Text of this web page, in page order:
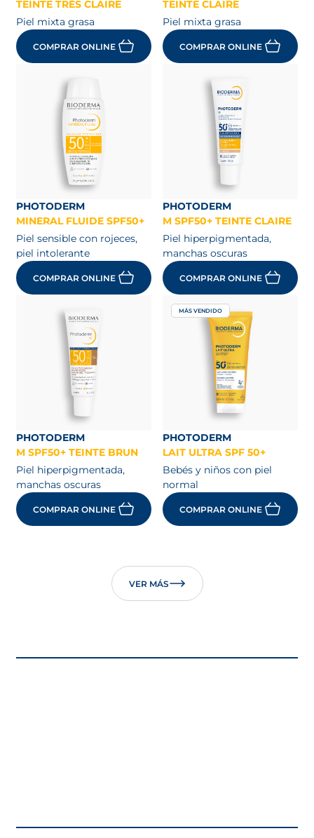
TEINTE TRÈS CLAIRE
Piel mixta grasa
COMPRAR ONLINE
TEINTE CLAIRE
Piel mixta grasa
COMPRAR ONLINE
PHOTODERM
MINERAL FLUIDE SPF50+
Piel sensible con rojeces,
piel intolerante
COMPRAR ONLINE
PHOTODERM
M SPF50+ TEINTE CLAIRE
Piel hiperpigmentada,
manchas oscuras
COMPRAR ONLINE
PHOTODERM
M SPF50+ TEINTE BRUN
Piel hiperpigmentada,
manchas oscuras
COMPRAR ONLINE
MÁS VENDIDO
PHOTODERM
LAIT ULTRA SPF 50+
Bebés y niños con piel
normal
COMPRAR ONLINE
VER MÁS